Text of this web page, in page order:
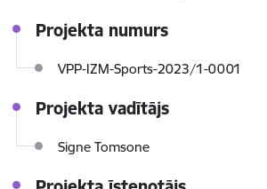
Projekta numurs
VPP-IZM-Sports-2023/1-0001
Projekta vadītājs
Signe Tomsone